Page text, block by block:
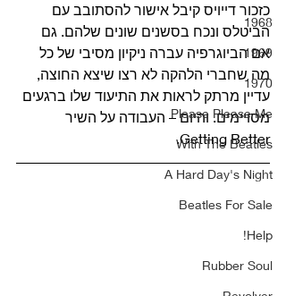
1968
1969
1970
Please Please Me
With The Beatles
A Hard Day's Night
Beatles For Sale
Help!
Rubber Soul
כזכור דייויס קיבל אישור להסתובב עם
הביטלס ונכח בסשנים שונים שלהם. גם
אם הביוגרפיה עברה ניקיון מסיבי של כל
מה שחברי הלהקה לא רצו שיצא החוצה,
עדיין מרתק לראות את התיעוד שלו ברגעים
מסויימים. והיום – העבודה על השיר
Getting Better.